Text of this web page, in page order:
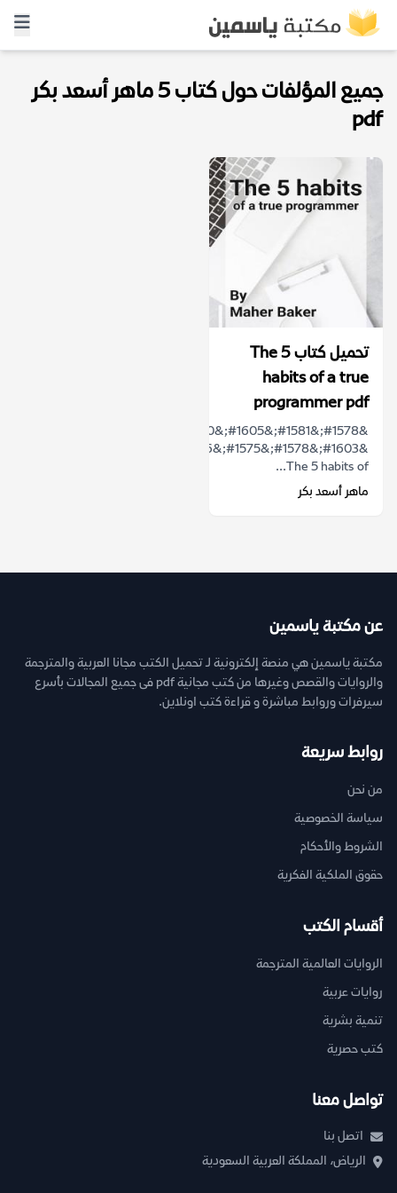
جميع المؤلفات حول كتاب 5 ماهر أسعد بكر
pdf
تحميل كتاب The 5
habits of a true
programmer pdf
The 5 habits of...
ماهر أسعد بكر
عن مكتبة ياسمين
مكتبة ياسمين هي منصة إلكترونية لـ تحميل الكتب مجانا العربية والمترجمة
والروايات والقصص وغيرها من كتب مجانية pdf فى جميع المجالات بأسرع
سيرفرات وروابط مباشرة و قراءة كتب اونلاين.
روابط سريعة
من نحن
سياسة الخصوصية
الشروط والأحكام
حقوق الملكية الفكرية
أقسام الكتب
الروايات العالمية المترجمة
روايات عربية
تنمية بشرية
كتب حصرية
تواصل معنا
اتصل بنا
الرياض، المملكة العربية السعودية